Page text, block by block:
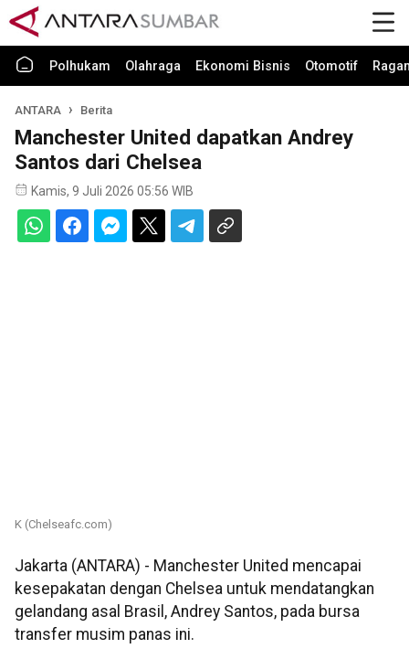
Polhukam Olahraga Ekonomi Bisnis Otomotif
ANTARA Berita
Manchester United dapatkan Andrey
Santos dari Chelsea
Kamis, 9 Juli 2026 05:56 WIB
K (Chelseafc.com)
Jakarta (ANTARA) - Manchester United mencapai
kesepakatan dengan Chelsea untuk mendatangkan
gelandang asal Brasil, Andrey Santos, pada bursa
transfer musim panas ini.